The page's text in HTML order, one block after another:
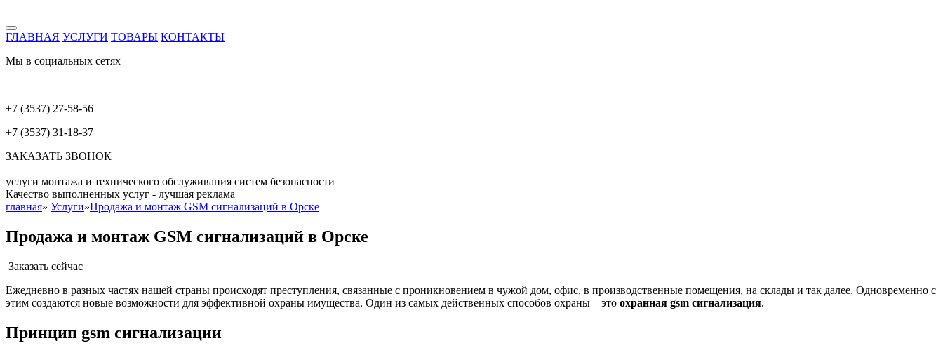
ГЛАВНАЯ УСЛУГИ ТОВАРЫ КОНТАКТЫ
Мы в социальных сетях
+7 (3537) 27-58-56
+7 (3537) 31-18-37
ЗАКАЗАТЬ ЗВОНОК
услуги монтажа и технического обслуживания систем безопасности
Качество выполненных услуг - лучшая реклама
главная» Услуги»Продажа и монтаж GSM сигнализаций в Орске
Продажа и монтаж GSM сигнализаций в Орске
Заказать сейчас
Ежедневно в разных частях нашей страны происходят преступления, связанные с проникновением в чужой дом, офис, в производственные помещения, на склады и так далее. Одновременно с
этим создаются новые возможности для эффективной охраны имущества. Один из самых действенных способов охраны – это охранная gsm сигнализация.
Принцип gsm сигнализации